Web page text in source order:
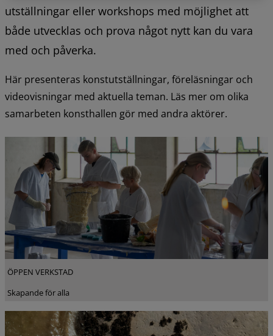
utställningar eller workshops med möjlighet att
både utvecklas och prova något nytt kan du vara
med och påverka.
Här presenteras konstutställningar, föreläsningar och
videovisningar med aktuella teman. Läs mer om olika
samarbeten konsthallen gör med andra aktörer.
ÖPPEN VERKSTAD
Skapande för alla